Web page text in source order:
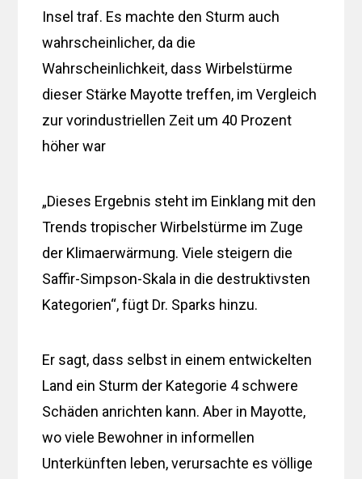
Insel traf. Es machte den Sturm auch
wahrscheinlicher, da die
Wahrscheinlichkeit, dass Wirbelstürme
dieser Stärke Mayotte treffen, im Vergleich
zur vorindustriellen Zeit um 40 Prozent
höher war
„Dieses Ergebnis steht im Einklang mit den
Trends tropischer Wirbelstürme im Zuge
der Klimaerwärmung. Viele steigern die
Saffir-Simpson-Skala in die destruktivsten
Kategorien“, fügt Dr. Sparks hinzu.
Er sagt, dass selbst in einem entwickelten
Land ein Sturm der Kategorie 4 schwere
Schäden anrichten kann. Aber in Mayotte,
wo viele Bewohner in informellen
Unterkünften leben, verursachte es völlige